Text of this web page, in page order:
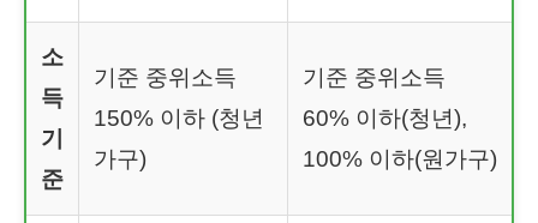
소
득
기
준
기준 중위소득
150% 이하 (청년
가구)
기준 중위소득
60% 이하(청년),
100% 이하(원가구)